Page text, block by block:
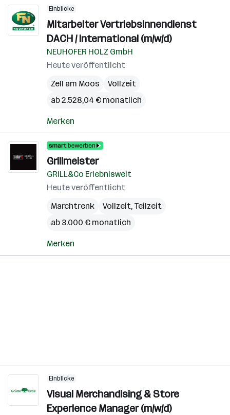
Einblicke
Mitarbeiter Vertriebsinnendienst
DACH / International (m/w/d)
NEUHOFER HOLZ GmbH
Heute veröffentlicht
Zell am Moos
Vollzeit
ab 2.528,04 € monatlich
Merken
Grillmeister
GRILL&Co Erlebniswelt
Heute veröffentlicht
Marchtrenk
Vollzeit, Teilzeit
ab 3.000 € monatlich
Merken
Einblicke
Visual Merchandising & Store
Experience Manager (m/w/d)